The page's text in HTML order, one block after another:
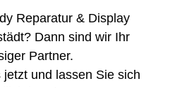
Reparatur & Display
Dann sind wir Ihr
Partner.
und lassen Sie sich